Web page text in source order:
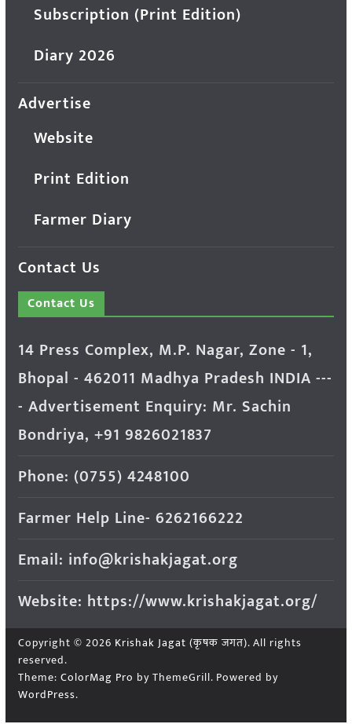
Subscription (Print Edition)
Diary 2026
Advertise
Website
Print Edition
Farmer Diary
Contact Us
Contact Us
14 Press Complex, M.P. Nagar, Zone - 1,
Bhopal - 462011 Madhya Pradesh INDIA ---
- Advertisement Enquiry: Mr. Sachin
Bondriya, +91 9826021837
Phone: (0755) 4248100
Farmer Help Line- 6262166222
Email: info@krishakjagat.org
Website: https://www.krishakjagat.org/
Copyright © 2026 Krishak Jagat (कृषक जगत). All rights
reserved.
Theme: ColorMag Pro by ThemeGrill. Powered by
WordPress.